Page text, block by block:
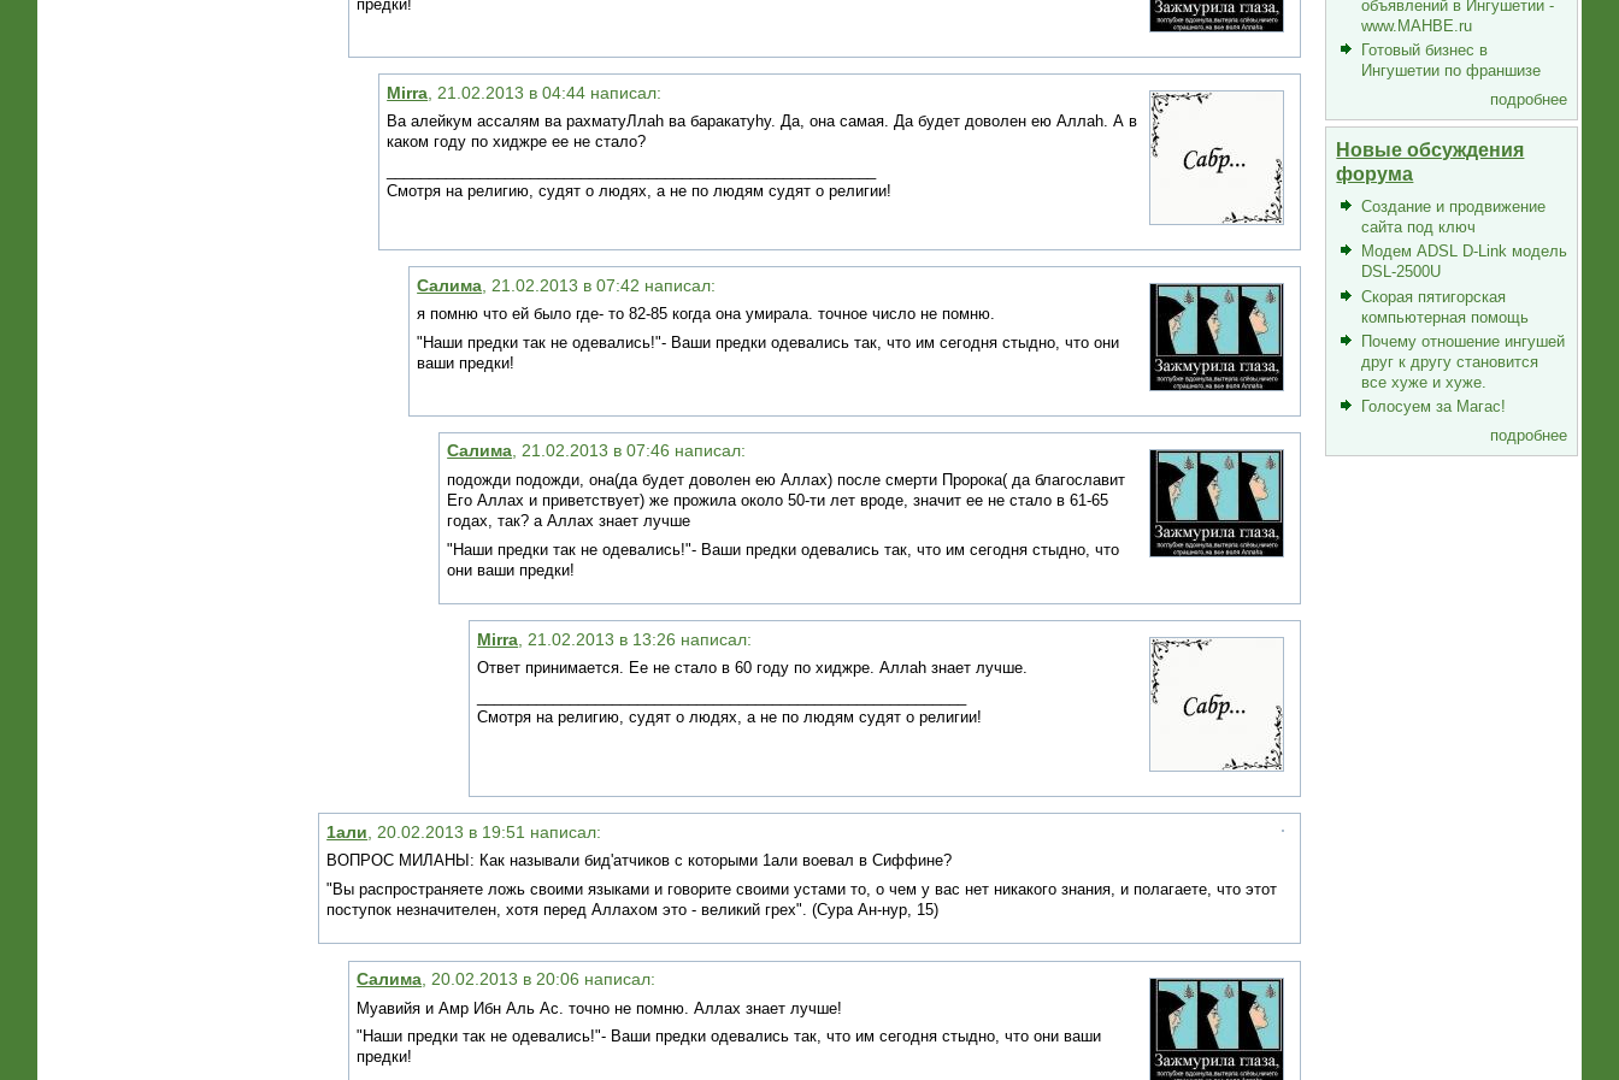
предки!
Mirra , 21.02.2013 в 04:44 написал:
Ва алейкум ассалям ва рахматуЛлаh ва баракатуhу. Да, она самая. Да будет доволен ею Аллаh. А в
каком году по хиджре ее не стало?
Смотря на религию, судят о людях, а не по людям судят о религии!
Салима , 21.02.2013 в 07:42 написал:
я помню что ей было где- то 82-85 когда она умирала. точное число не помню.
"Наши предки так не одевались!"- Ваши предки одевались так, что им сегодня стыдно, что они
ваши предки!
Салима, 21.02.2013 в 07:46 написал:
подожди подожди, она(да будет доволен ею Аллах) после смерти Пророка( да благославит
Его Аллах и приветствует) же прожила около 50-ти лет вроде, значит ее не стало в 61-65
годах, так? а Аллах знает лучше
"Наши предки так не одевались!"- Ваши предки одевались так, что им сегодня стыдно, что
они ваши предки!
Mirra , 21.02.2013 в 13:26 написал:
Ответ принимается. Ее не стало в 60 году по хиджре. Аллаh знает лучше.
Смотря на религию, судят о людях, а не по людям судят о религии!
1али , 20.02.2013 в 19:51 написал:
ВОПРОС МИЛАНЫ: Как называли бид'атчиков с которыми 1али воевал в Сиффине?
"Вы распространяете ложь своими языками и говорите своими устами то, о чем у вас нет никакого знания, и полагаете, что этот
поступок незначителен, хотя перед Аллахом это - великий грех". (Сура Ан-нур, 15)
Салима , 20.02.2013 в 20:06 написал:
Муавийя и Амр Ибн Аль Ас. точно не помню. Аллах знает лучше!
"Наши предки так не одевались!"- Ваши предки одевались так, что им сегодня стыдно, что они ваши
предки!
объявлений в Ингушетии -
www.MAHBE.ru
Готовый бизнес в
Ингушетии по франшизе
подробнее
Новые обсуждения
форума
Создание и продвижение
сайта под ключ
Модем ADSL D-Link модель
DSL-2500U
Скорая пятигорская
компьютерная помощь
Почему отношение ингушей
друг к другу становится
все хуже и хуже.
Голосуем за Магас!
подробнее